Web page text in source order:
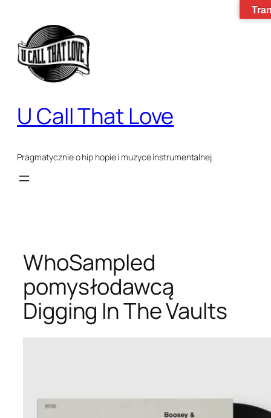
treści
U Call That Love
Pragmatycznie o hip hopie i muzyce instrumentalnej
WhoSampled
pomysłodawcą
Digging In The Vaults